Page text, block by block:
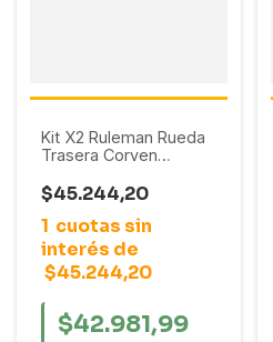
Kit X2 Ruleman Rueda
Trasera Corven
1995 (SET-10)
$45.244,20
1 cuotas sin
interés de
$45.244,20
$42.981,99